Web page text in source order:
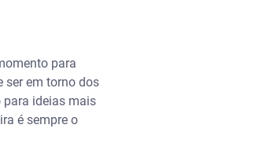
para
ser em torno dos
para ideias mais
é sempre o